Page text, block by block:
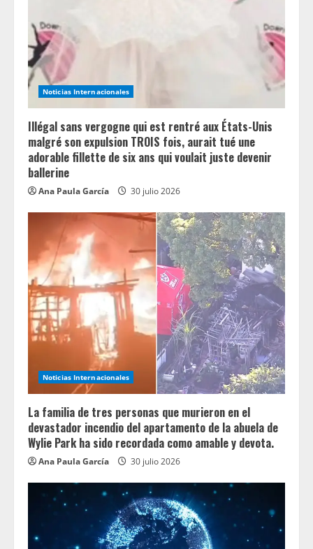
Noticias Internacionales
Illégal sans vergogne qui est rentré aux États-Unis
malgré son expulsion TROIS fois, aurait tué une
adorable fillette de six ans qui voulait juste devenir
ballerine
Ana Paula García 30 julio 2026
Noticias Internacionales
La familia de tres personas que murieron en el
devastador incendio del apartamento de la abuela de
Wylie Park ha sido recordada como amable y devota.
Ana Paula García 30 julio 2026